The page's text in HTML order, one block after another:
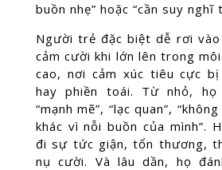
buồn nhẹ” hoặc “cần suy nghĩ
Người trẻ đặc biệt dễ rơi
cảm cười khi lớn lên trong
cao, nơi cảm xúc tiêu cực
hay phiền toái. Từ nhỏ,
“mạnh mẽ”, “lạc quan”,
khác vì nỗi buồn của mình”.
đi sự tức giận, tổn thương,
nụ cười. Và lâu dần, họ